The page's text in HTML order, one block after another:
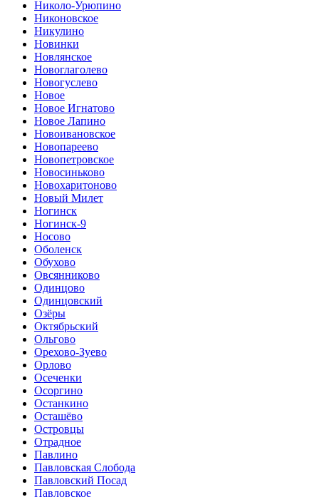
Николо-Урюпино
Никоновское
Никулино
Новинки
Новлянское
Новоглаголево
Новогуслево
Новое
Новое Игнатово
Новое Лапино
Новоивановское
Новопареево
Новопетровское
Новосиньково
Новохаритоново
Новый Милет
Ногинск
Ногинск-9
Носово
Оболенск
Обухово
Овсянниково
Одинцово
Одинцовский
Озёры
Октябрьский
Ольгово
Орехово-Зуево
Орлово
Осеченки
Осоргино
Останкино
Осташёво
Островцы
Отрадное
Павлино
Павловская Слобода
Павловский Посад
Павловское